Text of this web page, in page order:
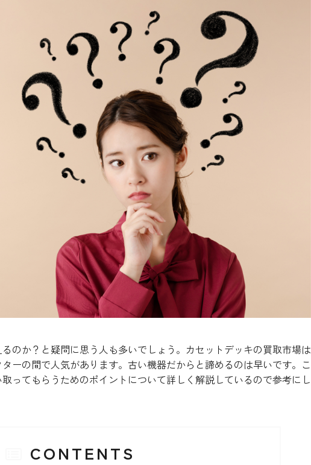
のか？と疑問に思う人も多いでしょう。カセットデッキの買取市場は
ーの間で人気があります。古い機器だからと諦めるのは早いです。こ
ってもらうためのポイントについて詳しく解説しているので参考にし
CONTENTS